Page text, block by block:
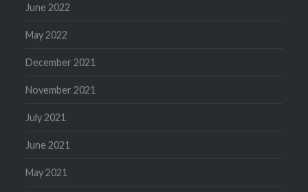
June 2022
May 2022
December 2021
November 2021
July 2021
June 2021
May 2021